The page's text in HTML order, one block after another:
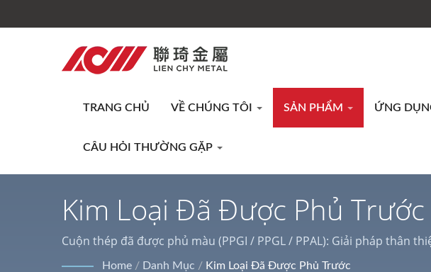
TRANG CHỦ VỀ CHÚNG TÔI SẢN PHẨM ỨNG
CÂU HỎI THƯỜNG GẶP
Kim Loại Đã Được Phủ Trước
Loại Laminate | Xử Lý Bề
Cuộn thép đã được phủ màu (PPGI / PPGL / PPAL): Giải pháp thân
thép phủ PVC/ thép laminate, thép không gỉ AFP và cuộn/ tấm
Home / Danh Mục / Kim Loại Đã Được Phủ Trước